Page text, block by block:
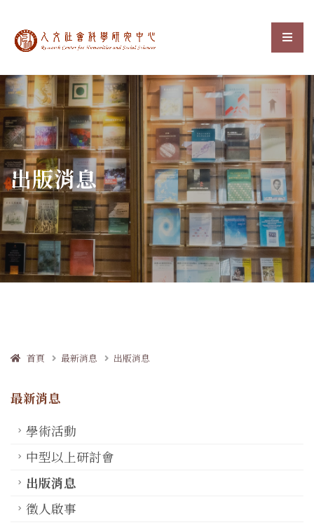
中央研究院人文社會科選
:::
出版消息
首頁 最新消息 出版消息
最新消息
學術活動
中型以上研討會
出版消息
徵人啟事